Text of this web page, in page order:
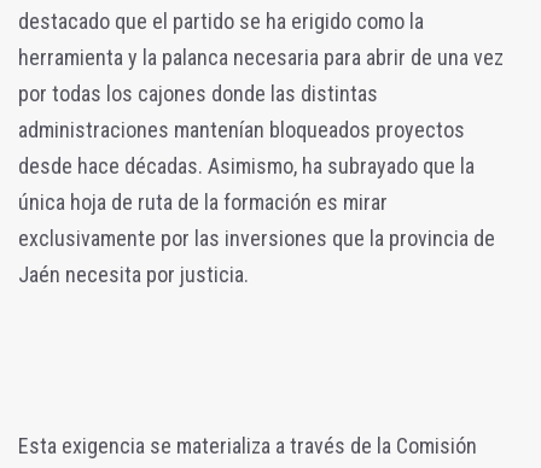
destacado que el partido se ha erigido como la
herramienta y la palanca necesaria para abrir de una vez
por todas los cajones donde las distintas
administraciones mantenían bloqueados proyectos
desde hace décadas. Asimismo, ha subrayado que la
única hoja de ruta de la formación es mirar
exclusivamente por las inversiones que la provincia de
Jaén necesita por justicia.
Esta exigencia se materializa a través de la Comisión